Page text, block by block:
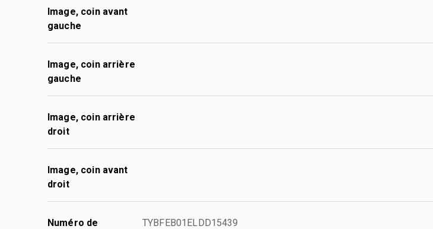
Image, coin avant
gauche
Image, coin arrière
gauche
Image, coin arrière
droit
Image, coin avant
droit
Numéro de
TYBFEB01ELDD15439